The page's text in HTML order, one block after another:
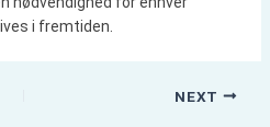
i fremtiden.
NEXT